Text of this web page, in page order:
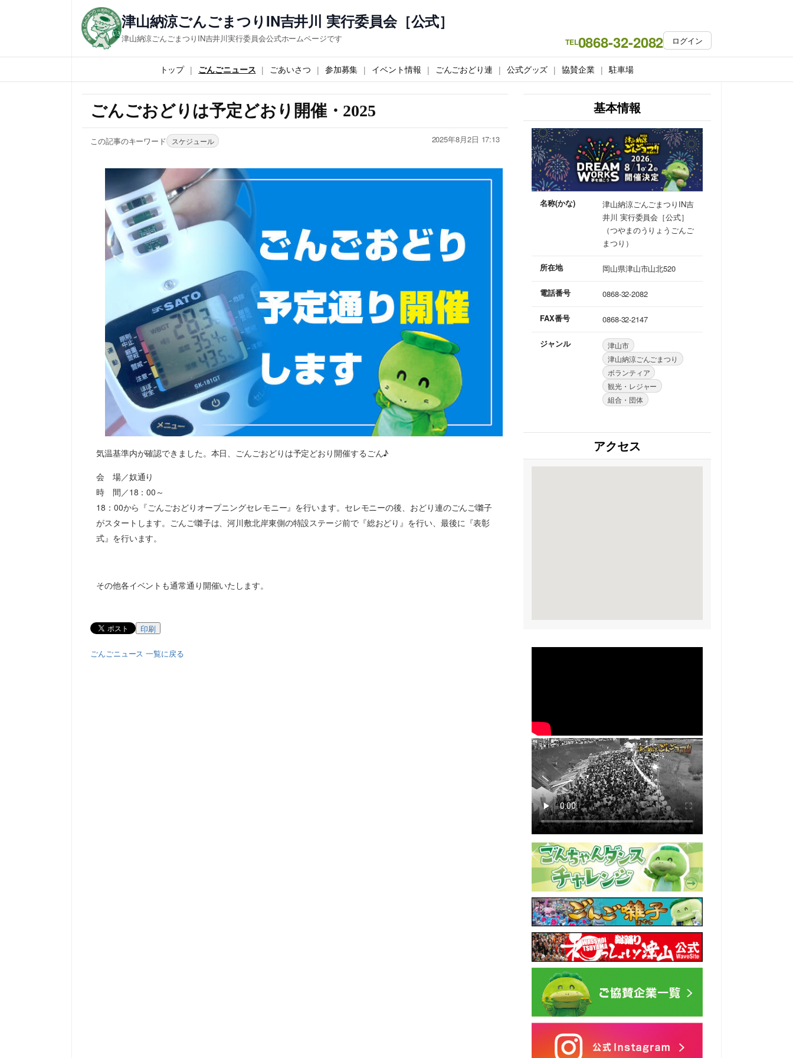
津山納涼ごんごまつりIN吉井川 実行委員会［公式］
津山納涼ごんごまつりIN吉井川実行委員会公式ホームページです TEL0868-32-2082 ログイン
トップ ごんごニュース ごあいさつ 参加募集 イベント情報 ごんごおどり連 公式グッズ 協賛企業 駐車場
ごんごおどりは予定どおり開催・2025
この記事のキーワード スケジュール 2025年8月2日 17:13
気温基準内が確認できました。本日、ごんごおどりは予定どおり開催するごん♪
会 場／奴通り
時 間／18：00～
18：00から『ごんごおどりオープニングセレモニー』を行います。セレモニーの後、おどり連のごんご囃子
がスタートします。ごんご囃子は、河川敷北岸東側の特設ステージ前で『総おどり』を行い、最後に『表彰
式』を行います。
その他各イベントも通常通り開催いたします。
印刷
ごんごニュース 一覧に戻る
基本情報
名称(かな)
津山納涼ごんごまつりIN吉
井川 実行委員会［公式］
（つやまのうりょうごんご
まつり）
所在地 岡山県津山市山北520
電話番号 0868-32-2082
FAX番号 0868-32-2147
ジャンル
津山市
津山納涼ごんごまつり
ボランティア
観光・レジャー
組合・団体
アクセス